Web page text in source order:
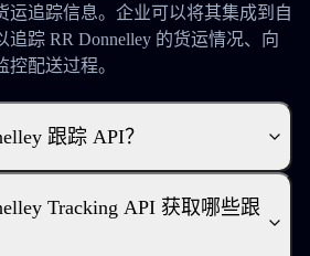
运追踪信息。企业可以将其集成到自
追踪 RR Donnelley 的货运情况、向
配送过程。
跟踪 API？
Tracking API 获取哪些跟